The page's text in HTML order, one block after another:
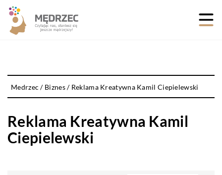
Medrzec / Biznes/ Reklama Kreatywna Kamil Ciepielewski
Reklama Kreatywna Kamil
Ciepielewski